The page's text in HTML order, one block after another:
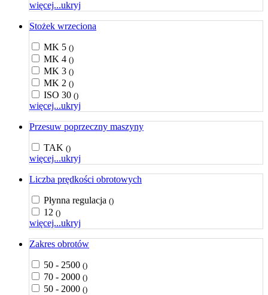
więcej...ukryj
Stożek wrzeciona
MK 5 ()
MK 4 ()
MK 3 ()
MK 2 ()
ISO 30 ()
więcej...ukryj
Przesuw poprzeczny maszyny
TAK ()
więcej...ukryj
Liczba prędkości obrotowych
Płynna regulacja ()
12 ()
więcej...ukryj
Zakres obrotów
50 - 2500 ()
70 - 2000 ()
50 - 2000 ()